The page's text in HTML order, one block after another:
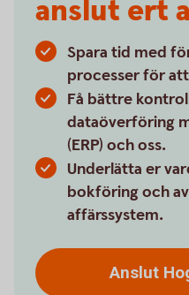
anslut ert
Spara tid med
processer för
Få bättre
dataöverföring
(ERP) och oss.
Underlätta er
bokföring och
affärssystem.
Anslut